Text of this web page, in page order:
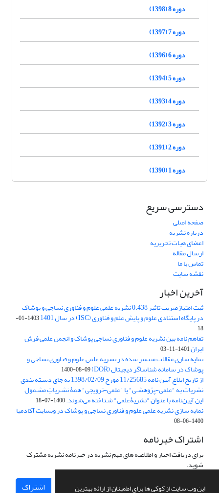
این وب سایت از کوکی ها برای اطمینان از ارائه بهترین
دوره 8 (1398)
دوره 7 (1397)
دوره 6 (1396)
دوره 5 (1394)
دوره 4 (1393)
دوره 3 (1392)
دوره 2 (1391)
دوره 1 (1390)
دسترسی سریع
صفحه اصلی
درباره نشریه
اعضای هیات تحریریه
ارسال مقاله
تماس با ما
نقشه سایت
آخرین اخبار
ثبت امتیازضریب تاثیر 0.438 نشریه علمی علوم و فناوری نساجی و پوشاک
در پایگاه استنادی علوم و پایش علم و فناوری (ISC) در سال 1401
1403-01-
18
تفاهم نامه بین نشریه علوم و فناوری نساجی پوشاک و انجمن علمی فرش
ایران1401-11-03
نمایه سازی مقالات منتشر شده در نشریه علمی علوم و فناوری نساجی و
پوشاک در سامانه شناساگر دیجیتال (DOR) 1400-08-09
از تاریخ ابلاغ آیین نامه 11/25685 مورخ 1398/02/09 به جای دسـته بندی
نشریات به "علمی-پژوهشـی" یا "علمی-ترویجی" همۀ نشـریاتِ مشـمول
این آیین‌نامه با عنوان "نشریۀعلمی" شـناخته می‌شوند.1400-07-18
نمایه سازی نشریه علمی علوم و فناوری نساجی و پوشاک در وبسایت آکادمیا
1400-06-08
اشتراک خبرنامه
برای دریافت اخبار و اطلاعیه های مهم نشریه در خبرنامه نشریه مشترک
شوید.
اشتراک